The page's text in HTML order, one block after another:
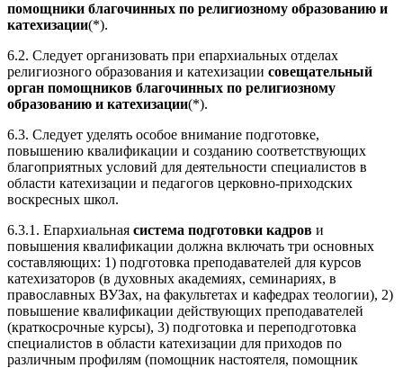
помощники благочинных по религиозному образованию и
катехизации(*).
6.2. Следует организовать при епархиальных отделах
религиозного образования и катехизации совещательный
орган помощников благочинных по религиозному
образованию и катехизации(*).
6.3. Следует уделять особое внимание подготовке,
повышению квалификации и созданию соответствующих
благоприятных условий для деятельности специалистов в
области катехизации и педагогов церковно-приходских
воскресных школ.
6.3.1. Епархиальная система подготовки кадров и
повышения квалификации должна включать три основных
составляющих: 1) подготовка преподавателей для курсов
катехизаторов (в духовных академиях, семинариях, в
православных ВУЗах, на факультетах и кафедрах теологии), 2)
повышение квалификации действующих преподавателей
(краткосрочные курсы), 3) подготовка и переподготовка
специалистов в области катехизации для приходов по
различным профилям (помощник настоятеля, помощник